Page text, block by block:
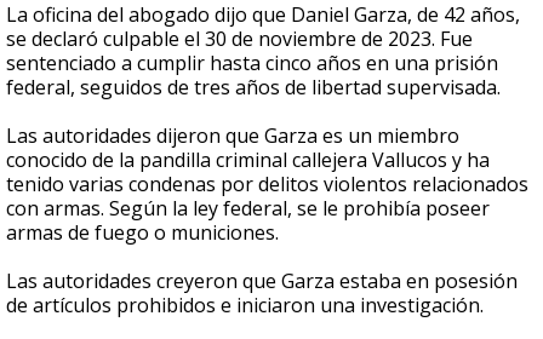
La oficina del abogado dijo que Daniel Garza, de 42 años,
se declaró culpable el 30 de noviembre de 2023. Fue
sentenciado a cumplir hasta cinco años en una prisión
federal, seguidos de tres años de libertad supervisada.
Las autoridades dijeron que Garza es un miembro
conocido de la pandilla criminal callejera Vallucos y ha
tenido varias condenas por delitos violentos relacionados
con armas. Según la ley federal, se le prohibía poseer
armas de fuego o municiones.
Las autoridades creyeron que Garza estaba en posesión
de artículos prohibidos e iniciaron una investigación.